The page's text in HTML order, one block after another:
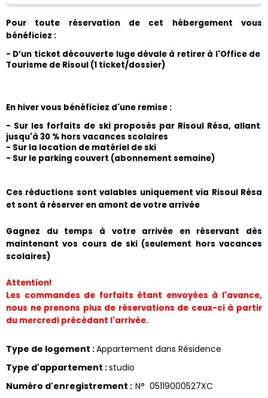
Pour toute réservation de cet hébergement vous
bénéficiez :
- D’un ticket découverte luge dévale à retirer à l'Office de
Tourisme de Risoul (1 ticket/dossier)
En hiver vous bénéficiez d'une remise :
- Sur les forfaits de ski proposés par Risoul Résa, allant
jusqu'à 30 % hors vacances scolaires
- Sur la location de matériel de ski
- Sur le parking couvert (abonnement semaine)
​Ces réductions sont valables uniquement via Risoul Résa
et sont à réserver en amont de votre arrivée
Gagnez du temps à votre arrivée en réservant dès
maintenant vos cours de ski (seulement hors vacances
scolaires)
Attention!
Les commandes de forfaits étant envoyées à l'avance,
nous ne prenons plus de réservations de ceux-ci à partir
du mercredi précédant l'arrivée.
Type de logement :Appartement dans Résidence
Type d'appartement :studio
Numéro d'enregistrement : N° 05119000527XC